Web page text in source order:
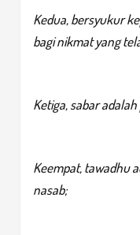
Kedua, bersyukur
bagi nikmat yang
Ketiga, sabar
Keempat, tawadhu
nasab;